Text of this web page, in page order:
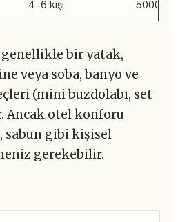
4–6 kişi
genellikle bir yatak,
veya soba, banyo ve
(mini buzdolabı, set
Ancak otel konforu
sabun gibi kişisel
gerekebilir.